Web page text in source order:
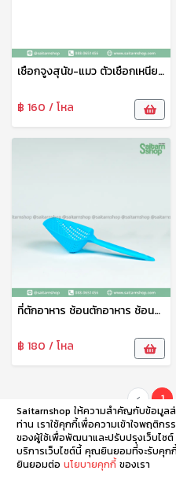
เชือกจูงสุนัข-แมว ตัวเชือกเหนียว ไม่ขาดง่ายใช่ได้ยาวนาน No.11-104
฿ 160 / โหล
ที่ตักอาหาร ช้อนตักอาหาร ช้อนตักอาหารสัตว์เลี้ยง ที่ตักน้ำแข็งพลาสติก ช้อนตักอเนกประสงค์ PT
฿ 180 / โหล
‹ 1
Saitarnshop ให้ความสำคัญกับข้อมูล
ท่าน เราใช้คุกกี้เพื่อความเข้าใจพฤติกร
ของผู้ใช้เพื่อพัฒนาและปรับปรุงเว็บไซต์
บริการเว็บไซต์นี้ คุณยินยอมที่จะรับคุก
ยินยอมต่อ นโยบายคุกกี้ ของเรา